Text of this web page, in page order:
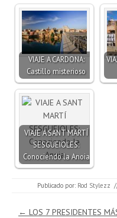
VIAJE A CARDONA:
Castillo misterioso
VIAJE A SANT MARTÍ
SESGUEIOLES:
Conociendo la Anoia
Publicado por: Rod Stylezz
Navegación de entradas
← LOS 7 PRESIDENTES